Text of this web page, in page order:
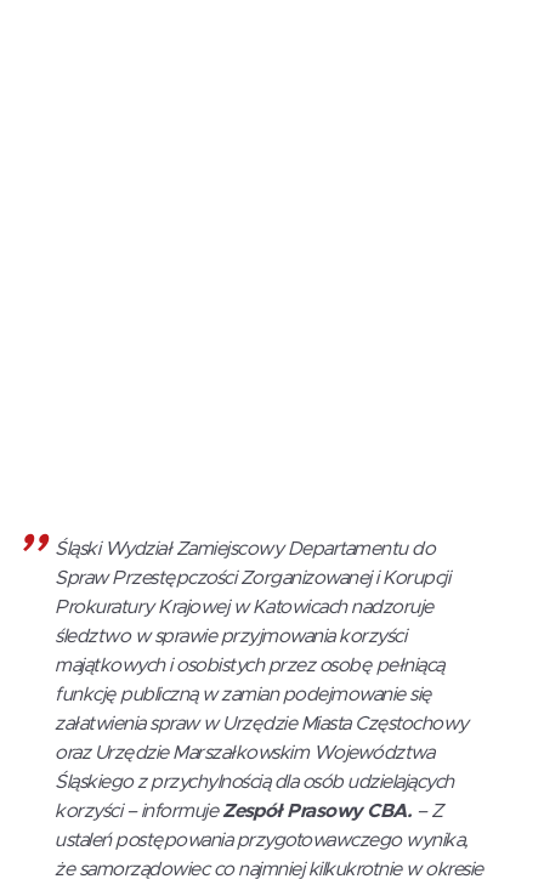
Śląski Wydział Zamiejscowy Departamentu do
Spraw Przestępczości Zorganizowanej i Korupcji
Prokuratury Krajowej w Katowicach nadzoruje
śledztwo w sprawie przyjmowania korzyści
majątkowych i osobistych przez osobę pełniącą
funkcję publiczną w zamian podejmowanie się
załatwienia spraw w Urzędzie Miasta Częstochowy
oraz Urzędzie Marszałkowskim Województwa
Śląskiego z przychylnością dla osób udzielających
korzyści – informujeZespół Prasowy CBA. – Z
ustaleń postępowania przygotowawczego wynika,
że samorządowiec co najmniej kilkukrotnie w okresie